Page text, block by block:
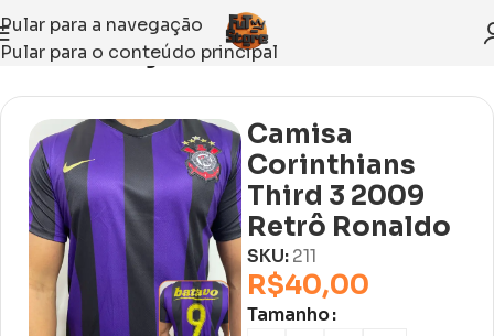
Pular para a navegação
Pular para o conteúdo principal
Início Sem categoria
Camisa
Corinthians
Third 3 2009
Retrô Ronaldo
SKU:211
R$40,00
Tamanho